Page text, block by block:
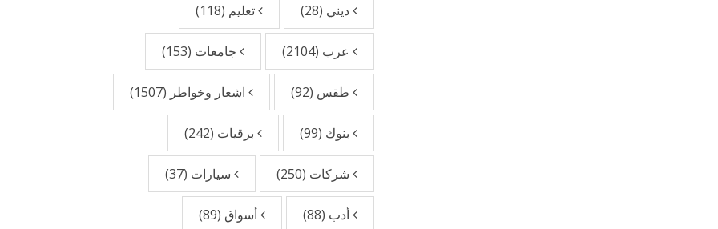
ديني (28) تعليم (118)
عرب (2104) جامعات (153)
طقس (92) اشعار وخواطر (1507)
بنوك (99) برقيات (242)
شركات (250) سيارات (37)
أدب (88) أسواق (89)